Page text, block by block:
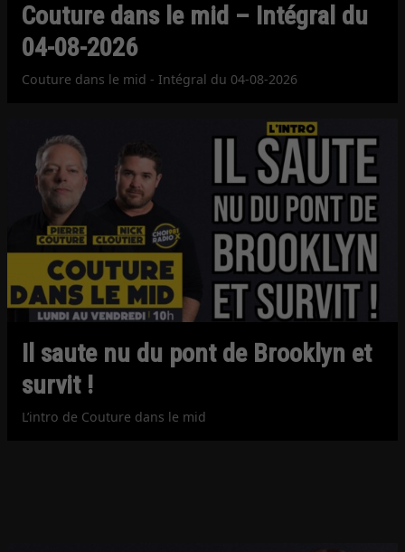
Couture dans le mid – Intégral du
04-08-2026
Couture dans le mid - Intégral du 04-08-2026
Il saute nu du pont de Brooklyn et
survit !
L’intro de Couture dans le mid